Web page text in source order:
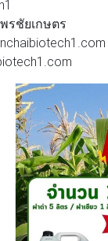
รชัยเกษตร